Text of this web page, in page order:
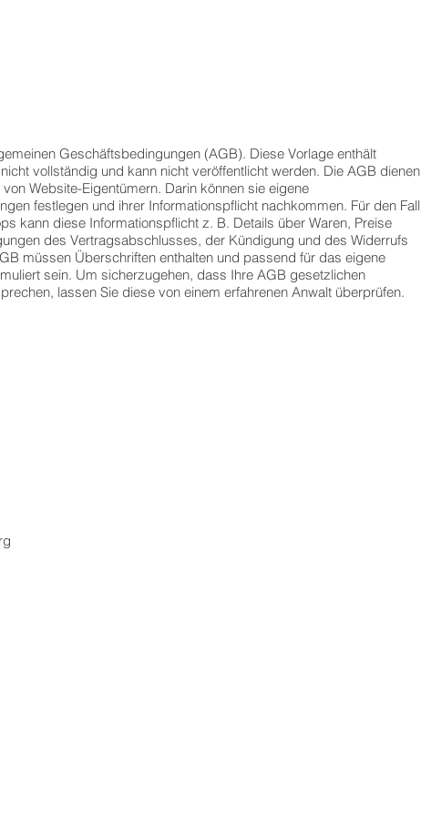
Geschäftsbedingungen (AGB). Diese Vorlage enthält
vollständig und kann nicht veröffentlicht werden. Die AGB dienen
Website-Eigentümern. Darin können sie eigene
festlegen und ihrer Informationspflicht nachkommen. Für den Fall
kann diese Informationspflicht z. B. Details über Waren, Preise
des Vertragsabschlusses, der Kündigung und des Widerrufs
müssen Überschriften enthalten und passend für das eigene
sein. Um sicherzugehen, dass Ihre AGB gesetzlichen
lassen Sie diese von einem erfahrenen Anwalt überprüfen.